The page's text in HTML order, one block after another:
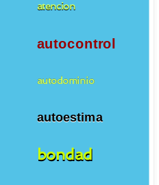
atencion
autocontrol
autodominio
autoestima
bondad